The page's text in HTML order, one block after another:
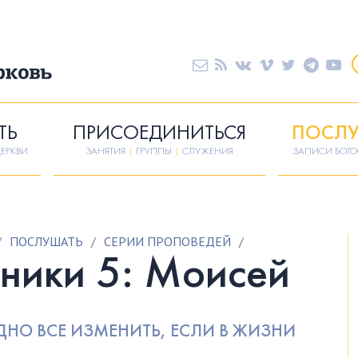
ПРИСОЕДИНИТЬСЯ
ЗАНЯТИЯ | ГРУППЫ | СЛУЖЕНИЯ ЗАПИСИ
ПОСЛУШАТЬ / СЕРИИ ПРОПОВЕДЕЙ /
5: Моисей
ВСЕ ИЗМЕНИТЬ, ЕСЛИ В ЖИЗНИ